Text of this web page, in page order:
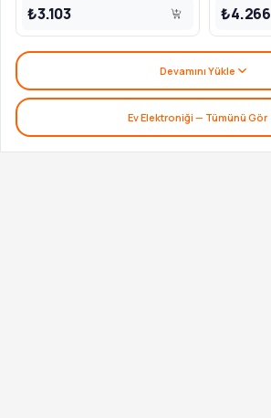
₺3.103 ₺4.266
Devamını Yükle
Ev Elektroniği — Tümünü Gör